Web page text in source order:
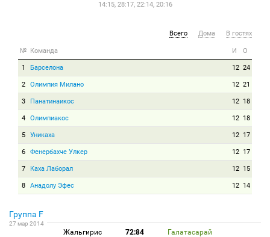
14:15, 28:17, 22:14, 20:16
Всего Дома В гостях
№ Команда И О
1 Барселона 12 24
2 Олимпия Милано 12 21
3 Панатинаикос 12 18
4 Олимпиакос 12 18
5 Уникаха 12 17
6 Фенербахче Улкер 12 17
7 Каха Лаборал 12 15
8 Анадолу Эфес 12 14
Группа F
27 мар 2014
Жальгирис 72:84 Галатасарай